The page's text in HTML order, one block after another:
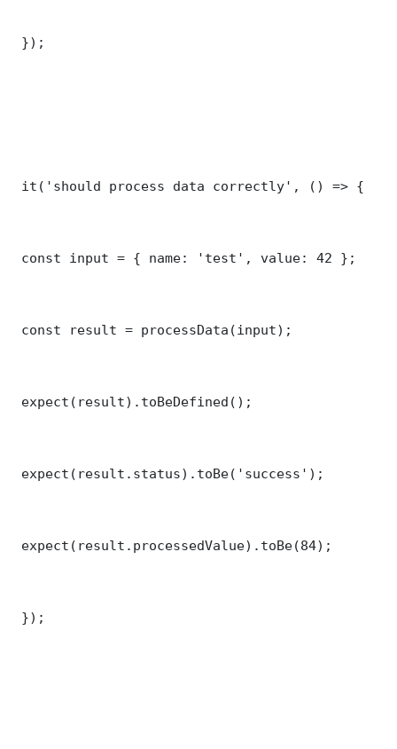
});
it('should process data correctly', () => {
const input = { name: 'test', value: 42 };
const result = processData(input);
expect(result).toBeDefined();
expect(result.status).toBe('success');
expect(result.processedValue).toBe(84);
});